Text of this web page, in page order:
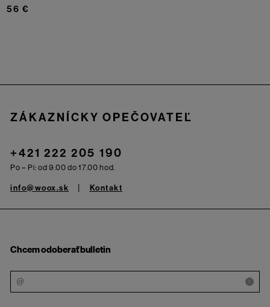
56 €
ZÁKAZNÍCKY OPEČOVATEĽ
+421 222 205 190
Po – Pi: od 9.00 do 17.00 hod.
info@woox.sk Kontakt
Chcem odoberať bulletin
i